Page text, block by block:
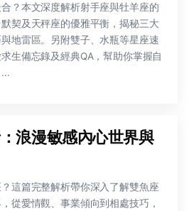
？本文深度解析射手座與牡羊座的
契及天秤座的優雅平衡，揭秘三大
地雷區。另附雙子、水瓶等星座速
生備忘錄及經典QA，幫助你掌握自
浪漫敏感內心世界與
這篇完整解析帶你深入了解雙魚座
從愛情觀、事業傾向到相處技巧，